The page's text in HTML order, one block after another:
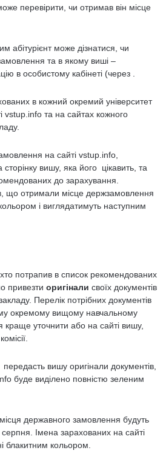
перевірити, чи отримав він місце
абітурієнт може дізнатися, чи
та в якому виші –
в особистому кабінеті (через .
в кожний окремий університет
vstup.info та на сайтах кожного
на сайті vstup.info,
сторінку вишу, яка його цікавить, та
до зарахування.
що отримали місце держзамовлення
і виглядатимуть наступним
потрапив в список рекомендованих
привезти оригінали своїх документів
Перелік потрібних документів
окремому вищому навчальному
краще уточнити або на сайті вишу,
передасть вишу оригінали документів,
буде виділено повністю зеленим
державного замовлення будуть
Імена зарахованих на сайті
блакитним кольором.